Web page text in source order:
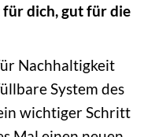
für dich, gut für die
Nachhaltigkeit
System des
wichtiger Schritt